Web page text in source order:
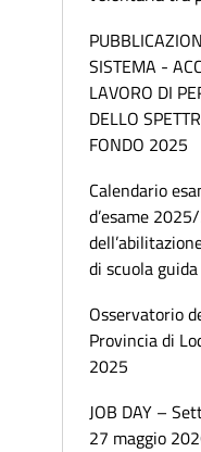
SISTEMA -
LAVORO DI
DELLO
FONDO 2025
Calendario
d’esame
di scuola guida
Osservatorio
Provincia di
2025
JOB DAY –
27 maggio